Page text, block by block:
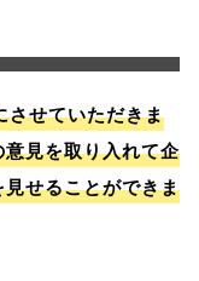
させていただきま
見を取り入れて企
せることができま